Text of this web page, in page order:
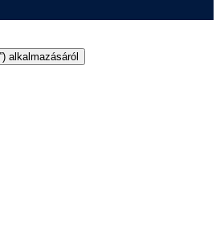
alkalmazásáról